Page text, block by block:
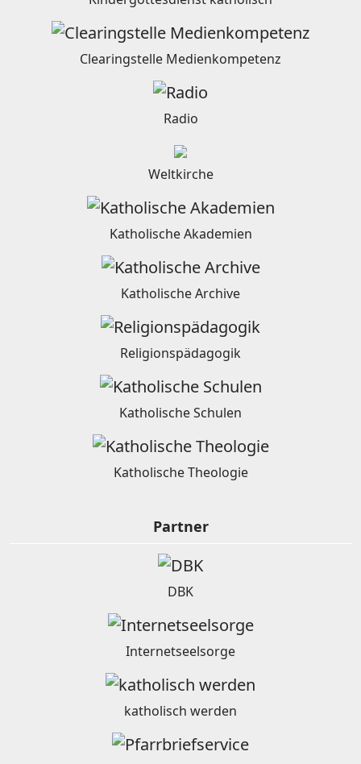
Clearingstelle Medienkompetenz
Radio
Weltkirche
Katholische Akademien
Katholische Archive
Religionspädagogik
Katholische Schulen
Katholische Theologie
Partner
DBK
Internetseelsorge
katholisch werden